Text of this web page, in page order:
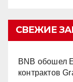
СВЕЖИЕ
BNB обошел
контрактов